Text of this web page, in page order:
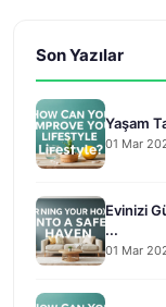
Son Yazılar
Yaşam
01 Mar
Evinizi
...
01 Mar